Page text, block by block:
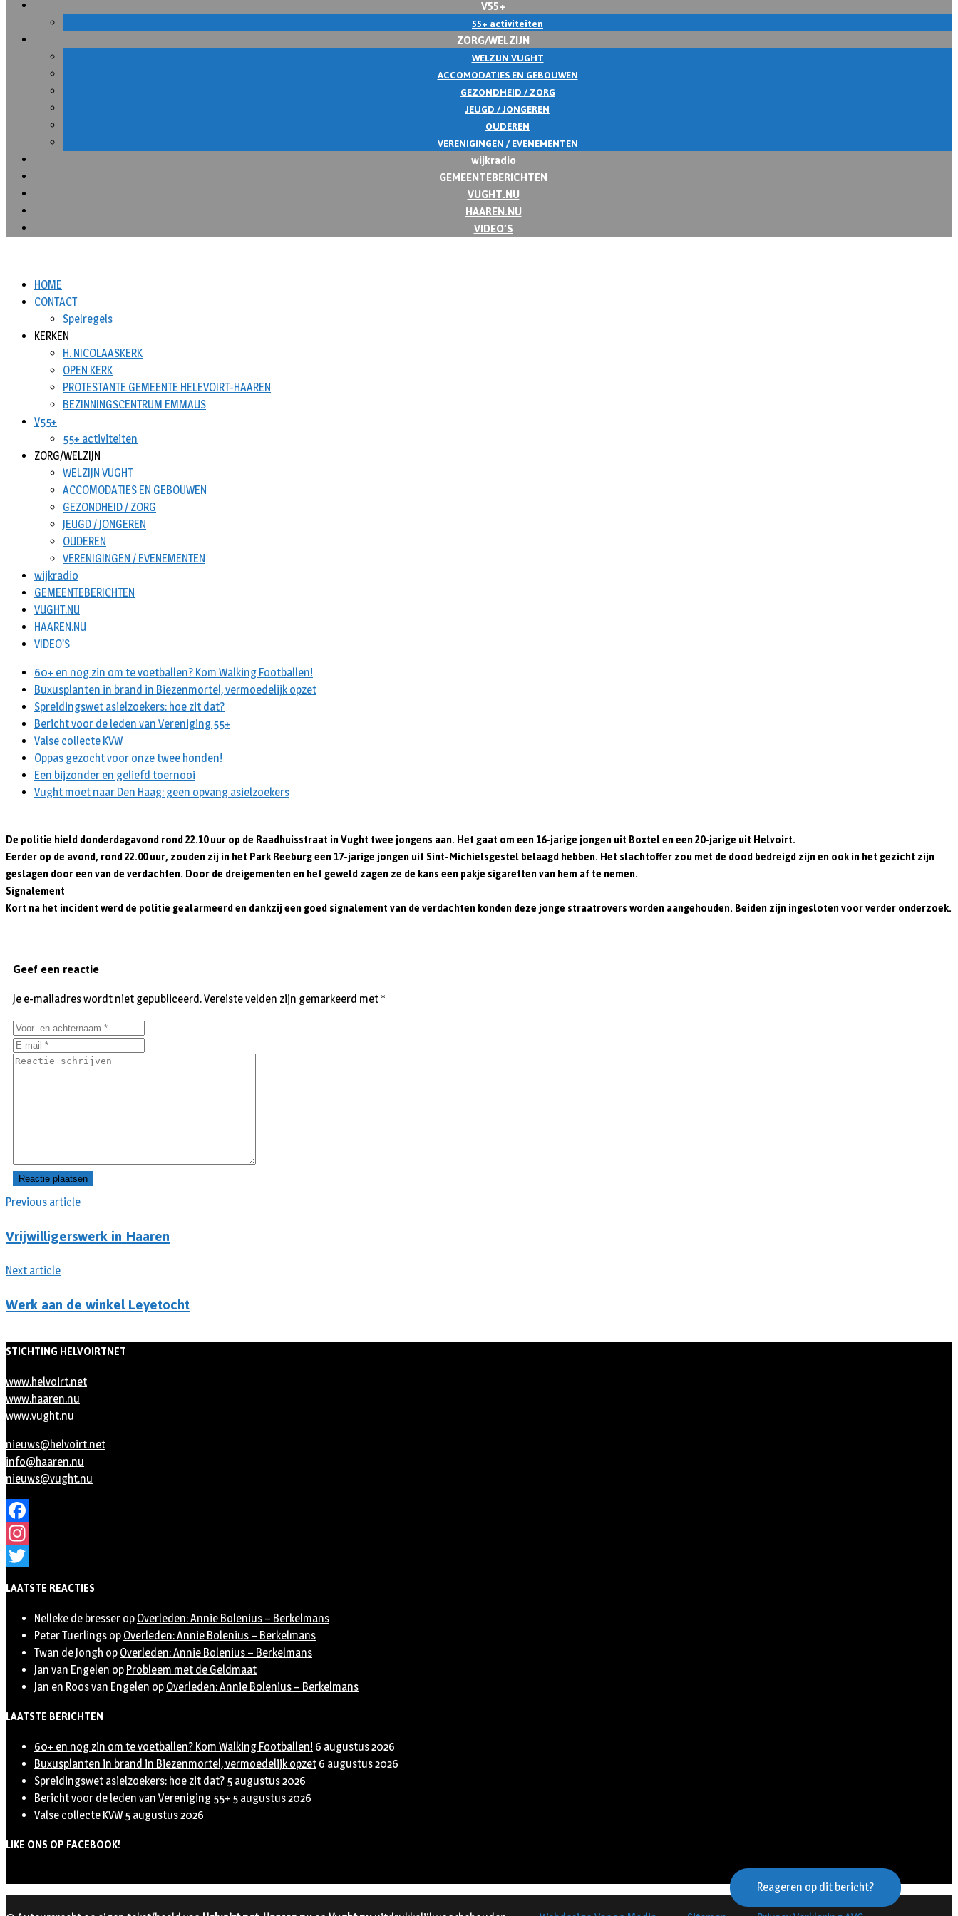
V55+
55+ activiteiten
ZORG/WELZIJN
WELZIJN VUGHT
ACCOMODATIES EN GEBOUWEN
GEZONDHEID / ZORG
JEUGD / JONGEREN
OUDEREN
VERENIGINGEN / EVENEMENTEN
wijkradio
GEMEENTEBERICHTEN
VUGHT.NU
HAAREN.NU
VIDEO’S
HOME
CONTACT
Spelregels
KERKEN
H. NICOLAASKERK
OPEN KERK
PROTESTANTE GEMEENTE HELEVOIRT-HAAREN
BEZINNINGSCENTRUM EMMAUS
V55+
55+ activiteiten
ZORG/WELZIJN
WELZIJN VUGHT
ACCOMODATIES EN GEBOUWEN
GEZONDHEID / ZORG
JEUGD / JONGEREN
OUDEREN
VERENIGINGEN / EVENEMENTEN
wijkradio
GEMEENTEBERICHTEN
VUGHT.NU
HAAREN.NU
VIDEO’S
60+ en nog zin om te voetballen? Kom Walking Footballen!
Buxusplanten in brand in Biezenmortel, vermoedelijk opzet
Spreidingswet asielzoekers: hoe zit dat?
Bericht voor de leden van Vereniging 55+
Valse collecte KVW
Oppas gezocht voor onze twee honden!
Een bijzonder en geliefd toernooi
Vught moet naar Den Haag: geen opvang asielzoekers
De politie hield donderdagavond rond 22.10 uur op de Raadhuisstraat in Vught twee jongens aan. Het gaat om een 16-jarige jongen uit Boxtel en een 20-jarige uitHelvoirt.
Eerder op de avond, rond 22.00 uur, zouden zij in het Park Reeburg een 17-jarige jongen uit Sint-Michielsgestel belaagd hebben. Het slachtoffer zou met de dood bedreigd zijn en ook in het gezicht zijn
geslagen door een van de verdachten. Door de dreigementen en het geweld zagen ze de kans een pakje sigaretten van hem af te nemen.
Signalement
Kort na het incident werd de politie gealarmeerd en dankzij een goed signalement van de verdachten konden deze jonge straatrovers worden aangehouden. Beiden zijn ingesloten voor verder onderzoek.
Previous article
Vrijwilligerswerk in Haaren
Next article
Werk aan de winkel Leyetocht
Geef een reactie
Je e-mailadres wordt niet gepubliceerd.Vereiste velden zijn gemarkeerd met *
STICHTING HELVOIRTNET
www.helvoirt.net
www.haaren.nu
www.vught.nu
nieuws@helvoirt.net
info@haaren.nu
nieuws@vught.nu
Facebook
Instagram
LAATSTE REACTIES
Nelleke de bresser op Overleden: Annie Bolenius – Berkelmans
Peter Tuerlings op Overleden: Annie Bolenius – Berkelmans
Twan de Jongh op Overleden: Annie Bolenius – Berkelmans
Jan van Engelen op Probleem met de Geldmaat
Jan en Roos van Engelen op Overleden: Annie Bolenius – Berkelmans
LAATSTE BERICHTEN
60+ en nog zin om te voetballen? Kom Walking Footballen! 6 augustus 2026
Buxusplanten in brand in Biezenmortel, vermoedelijk opzet 6 augustus 2026
Spreidingswet asielzoekers: hoe zit dat? 5 augustus 2026
Bericht voor de leden van Vereniging 55+ 5 augustus 2026
Valse collecte KVW 5 augustus 2026
LIKE ONS OP FACEBOOK!
Reageren op dit bericht?